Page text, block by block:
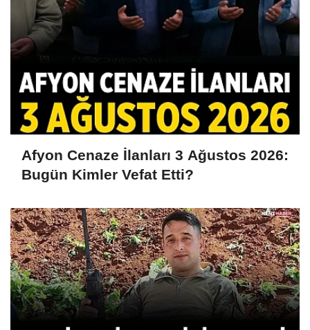
Afyon Cenaze İlanları 3 Ağustos 2026:
Bugün Kimler Vefat Etti?